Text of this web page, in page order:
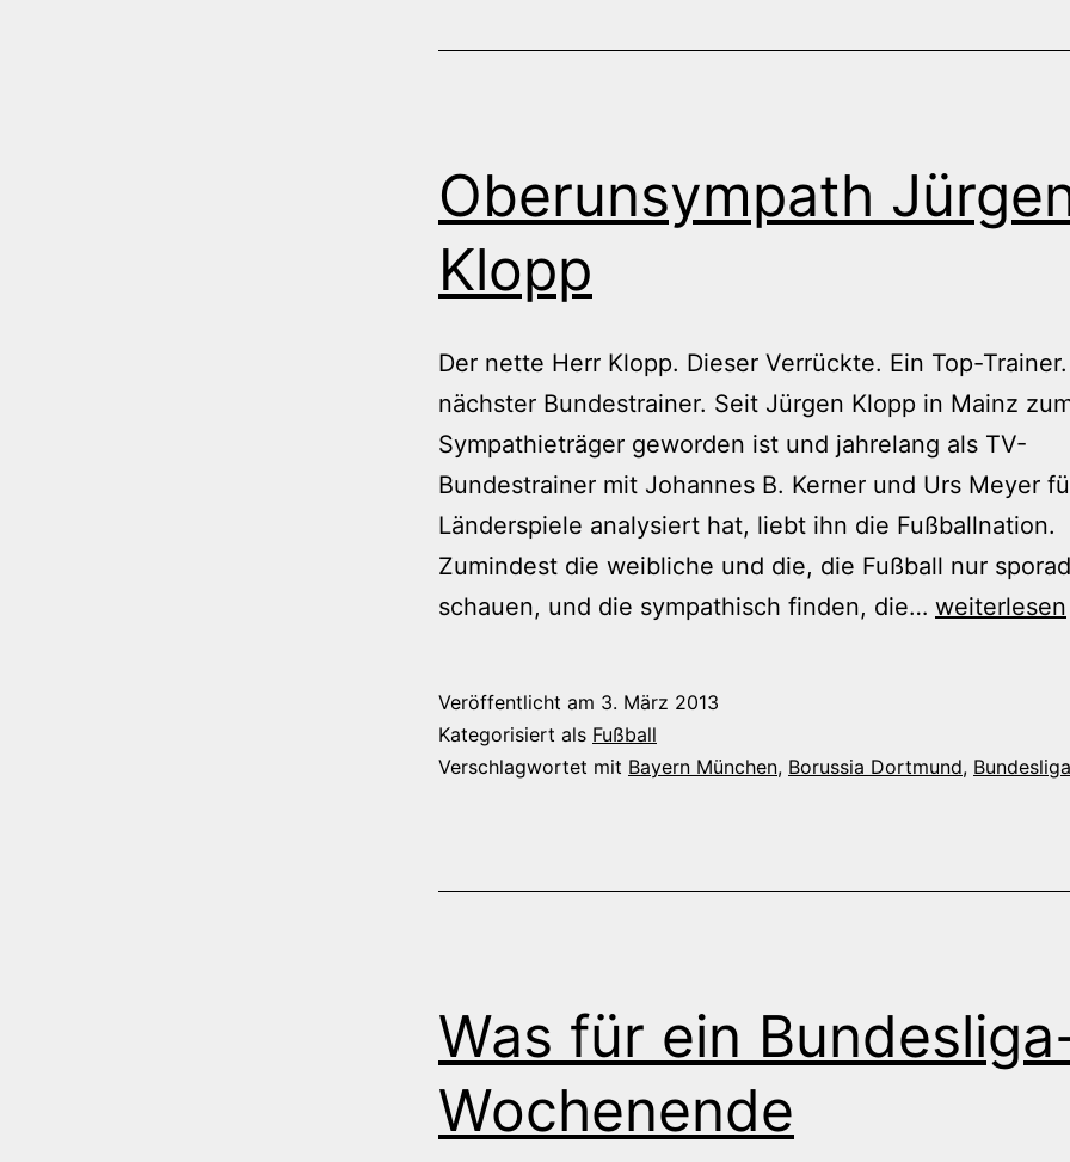
Oberunsympath
Klopp
Der nette Herr Klopp. Dieser Verrückte. Ein Top-
nächster Bundestrainer. Seit Jürgen Klopp in Mainz
Sympathieträger geworden ist und jahrelang als TV-
Bundestrainer mit Johannes B. Kerner und Urs Meyer
Länderspiele analysiert hat, liebt ihn die Fußballnation.
Zumindest die weibliche und die, die Fußball nur
schauen, und die sympathisch finden, die… weiterlesen
Veröffentlicht am 3. März 2013
Kategorisiert als Fußball
Verschlagwortet mit Bayern München, Borussia Dortmund, Bundesliga
Was für ein
Wochenende